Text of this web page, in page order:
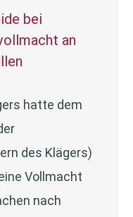
bei
an
hatte dem
des Klägers)
Vollmacht
nach